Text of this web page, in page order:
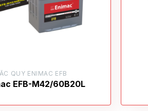
QUY ENIMAC EFB
EFB-M42/60B20L